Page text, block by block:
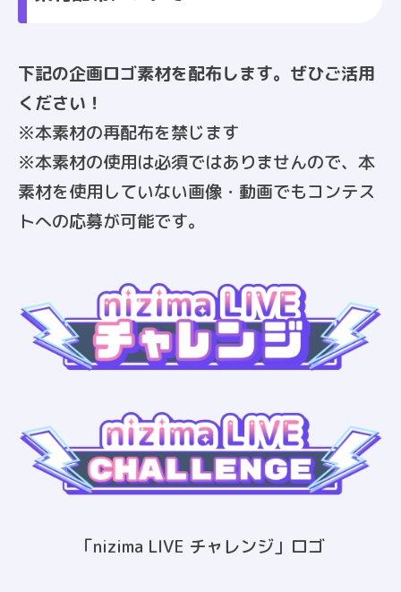
下記の企画ロゴ素材を配布します。ぜひご活用
ください！
※本素材の再配布を禁じます
※本素材の使用は必須ではありませんので、本
素材を使用していない画像・動画でもコンテス
トへの応募が可能です。
「nizima LIVE チャレンジ」ロゴ